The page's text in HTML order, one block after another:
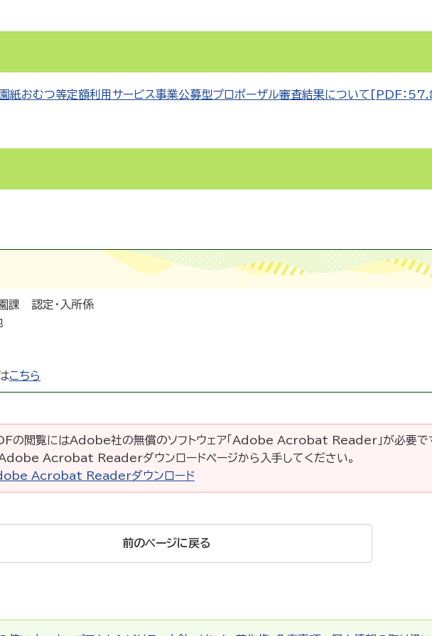
紙おむつ等定額利用サービス事業公募型プロポーザル審査結果について[PDF：
課 認定・入所係
こちら
の閲覧にはAdobe社の無償のソフトウェア「Adobe Acrobat Reader」が必要で
Acrobat Readerダウンロードページから入手してください。
Acrobat Readerダウンロード
前のページに戻る